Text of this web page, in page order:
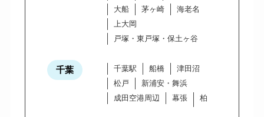
大船
茅ヶ崎
海老名
上大岡
戸塚・東戸塚・保土ヶ谷
千葉 千葉駅 船橋
津田沼
松戸
新浦安・舞浜
成田空港周辺
幕張 柏